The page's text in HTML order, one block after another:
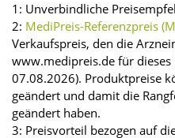
1: Unverbindliche
2: MediPreis-Referenzpreis
Verkaufspreis, den die
www.medipreis.de für dieses
07.08.2026). Produktpreise
geändert und damit die
geändert haben.
3: Preisvorteil bezogen auf